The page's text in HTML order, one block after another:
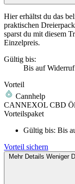
Hier erhältst du das
praktischen
sparst du mit diesem
Einzelpreis.
Gültig bis:
Bis auf Widerruf
Vorteil
Cannhelp
CANNEXOL CBD Öl
Vorteilspaket
Gültig bis: Bis
Vorteil sichern
Mehr Details Weniger